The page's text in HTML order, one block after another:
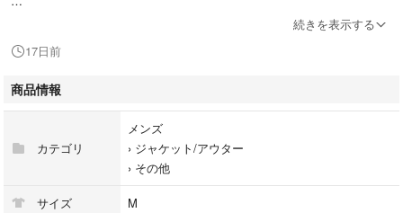
【ブランド】
・GOODENOUGH
続きを表示する
17日前
商品情報
カテゴリ
メンズ
› ジャケット/アウター
› その他
サイズ M